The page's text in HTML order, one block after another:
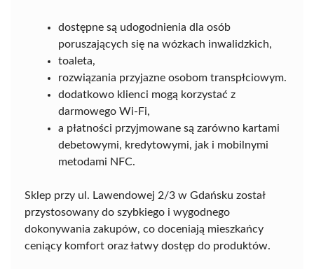
dostępne są udogodnienia dla osób
poruszających się na wózkach inwalidzkich,
toaleta,
rozwiązania przyjazne osobom transpłciowym.
dodatkowo klienci mogą korzystać z
darmowego Wi-Fi,
a płatności przyjmowane są zarówno kartami
debetowymi, kredytowymi, jak i mobilnymi
metodami NFC.
Sklep przy ul. Lawendowej 2/3 w Gdańsku został
przystosowany do szybkiego i wygodnego
dokonywania zakupów, co doceniają mieszkańcy
ceniący komfort oraz łatwy dostęp do produktów.